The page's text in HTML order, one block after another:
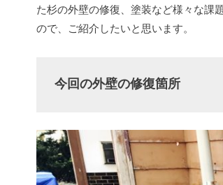
た杉の外壁の修復、塗装など様々な課
ので、ご紹介したいと思います。
今回の外壁の修復箇所